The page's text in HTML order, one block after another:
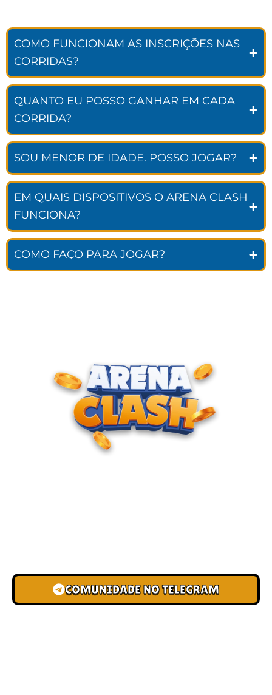
COMO FUNCIONAM AS INSCRIÇÕES NAS
CORRIDAS?
QUANTO EU POSSO GANHAR EM CADA
CORRIDA?
SOU MENOR DE IDADE. POSSO JOGAR?
EM QUAIS DISPOSITIVOS O ARENA CLASH
FUNCIONA?
COMO FAÇO PARA JOGAR?
COMUNIDADE NO TELEGRAM